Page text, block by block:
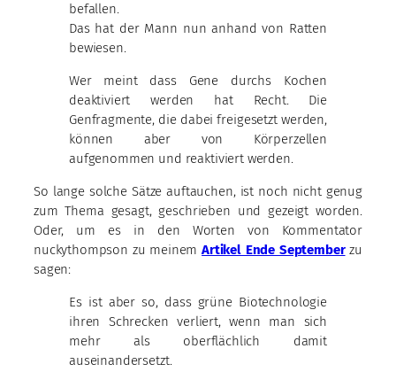
befallen.
Das hat der Mann nun anhand von Ratten
bewiesen.
Wer meint dass Gene durchs Kochen
deaktiviert werden hat Recht. Die
Genfragmente, die dabei freigesetzt werden,
können aber von Körperzellen
aufgenommen und reaktiviert werden.
So lange solche Sätze auftauchen, ist noch nicht genug
zum Thema gesagt, geschrieben und gezeigt worden.
Oder, um es in den Worten von Kommentator
nuckythompson zu meinemArtikel Ende Septemberzu
sagen:
Es ist aber so, dass grüne Biotechnologie
ihren Schrecken verliert, wenn man sich
mehr als oberflächlich damit
auseinandersetzt.